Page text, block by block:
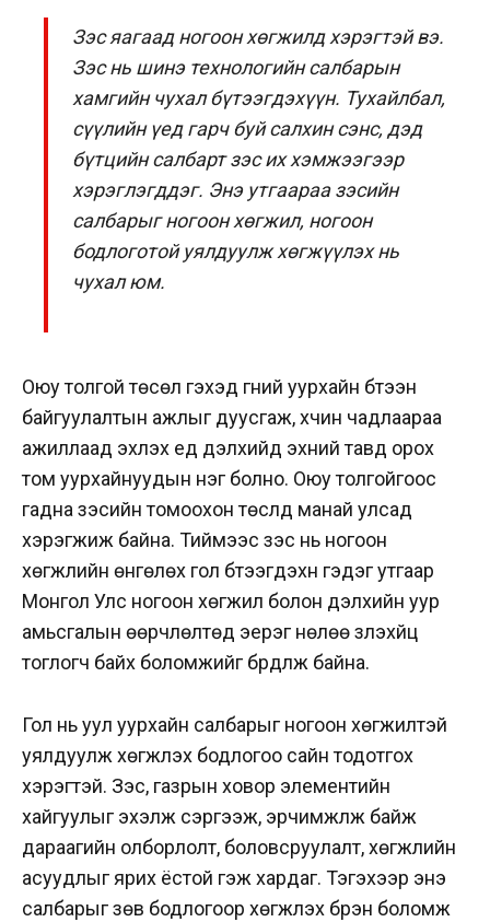
Зэс яагаад ногоон хөгжилд хэрэгтэй вэ.
Зэс нь шинэ технологийн салбарын
хамгийн чухал бүтээгдэхүүн. Тухайлбал,
сүүлийн үед гарч буй салхин сэнс, дэд
бүтцийн салбарт зэс их хэмжээгээр
хэрэглэгддэг. Энэ утгаараа зэсийн
салбарыг ногоон хөгжил, ногоон
бодлоготой уялдуулж хөгжүүлэх нь
чухал юм.
Оюу толгой төсөл гэхэд гүний уурхайн бүтээн
байгуулалтын ажлыг дуусгаж, хүчин чадлаараа
ажиллаад эхлэх үед дэлхийд эхний тавд орох
том уурхайнуудын нэг болно. Оюу толгойгоос
гадна зэсийн томоохон төслүүд манай улсад
хэрэгжиж байна. Тиймээс зэс нь ногоон
хөгжлийн өнгөлөх гол бүтээгдэхүүн гэдэг утгаар
Монгол Улс ногоон хөгжил болон дэлхийн уур
амьсгалын өөрчлөлтөд эерэг нөлөө үзүүлэхүйц
тоглогч байх боломжийг бүрдүүлж байна.
Гол нь уул уурхайн салбарыг ногоон хөгжилтэй
уялдуулж хөгжүүлэх бодлогоо сайн тодотгох
хэрэгтэй. Зэс, газрын ховор элементийн
хайгуулыг эхэлж сэргээж, эрчимжүүлж байж
дараагийн олборлолт, боловсруулалт, хөгжлийн
асуудлыг ярих ёстой гэж хардаг. Тэгэхээр энэ
салбарыг зөв бодлогоор хөгжүүлэх бүрэн боломж